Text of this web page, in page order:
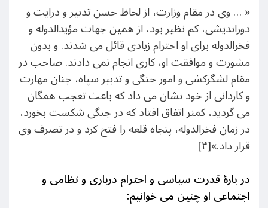
« … وی در مقام وزارت، از لحاظ حسن تدبیر و درایت و
دوراندیشی، کم نظیر بود، از همین جهات مؤیدالدوله و
فخرالدوله برای او احترام زیادی قائل می شدند. و بدون
مشورت و موافقت او، کاری انجام نمی دادند. صاحب در
مقام لشگرکشی و امور جنگی و تدبیر سپاه، چنان مهارت
و کاردانی از خود نشان می داد که باعث تعجب همگان
می گردید، کمتر اتفاق افتاد که در جنگی شکست بخورد،
در زمان فخرالدوله، پنجاه قلعه را فتح کرد و در تصرف وی
قرار داد.»[۴]
در بارۀ قدرت سیاسی و احترام درباری و نظامی و
اجتماعی او چنین می خوانیم: